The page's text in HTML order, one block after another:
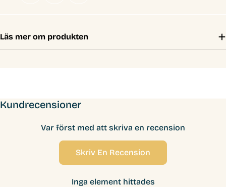
Läs mer om produkten
Kundrecensioner
Var först med att skriva en recension
Skriv En Recension
Inga element hittades